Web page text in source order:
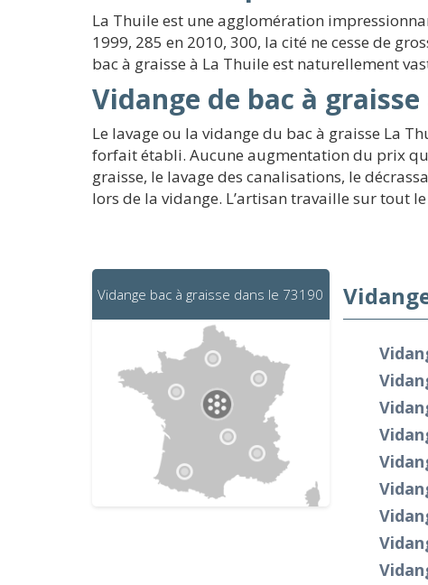
La Thuile est une agglomération
1999, 285 en 2010, 300, la cité ne cesse de
bac à graisse à La Thuile est naturellement
Vidange de bac à
Le lavage ou la vidange du bac à graisse La
forfait établi. Aucune augmentation du prix
graisse, le lavage des canalisations, le
lors de la vidange. L’artisan travaille sur tout
Vidange bac à graisse dans le 73190